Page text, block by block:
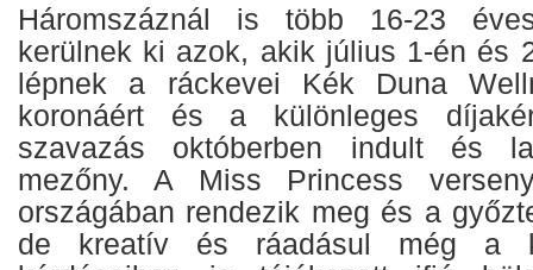
Háromszáznál is több 16-23
kerülnek ki azok, akik július 1-én és
lépnek a ráckevei Kék Duna
koronáért és a különleges
szavazás októberben indult és
mezőny. A Miss Princess
országában rendezik meg és a
de kreatív és ráadásul még a